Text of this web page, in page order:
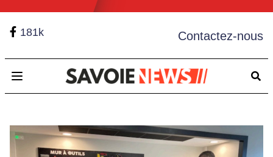
181k Contactez-nous
Open main menu